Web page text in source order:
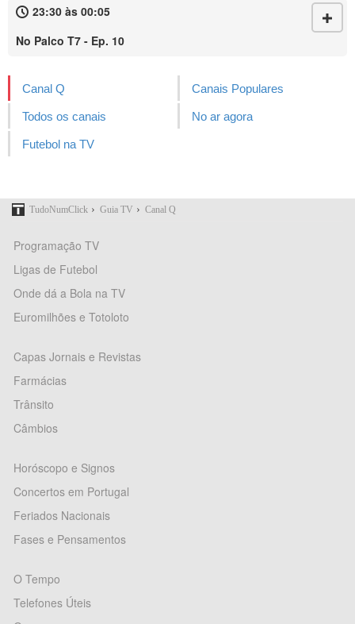
23:30 às 00:05
No Palco T7 - Ep. 10
Canal Q Canais Populares
Todos os canais No ar agora
Futebol na TV
TudoNumClick › Guia TV › Canal Q
Programação TV
Ligas de Futebol
Onde dá a Bola na TV
Euromilhões e Totoloto
Capas Jornais e Revistas
Farmácias
Trânsito
Câmbios
Horóscopo e Signos
Concertos em Portugal
Feriados Nacionais
Fases e Pensamentos
O Tempo
Telefones Úteis